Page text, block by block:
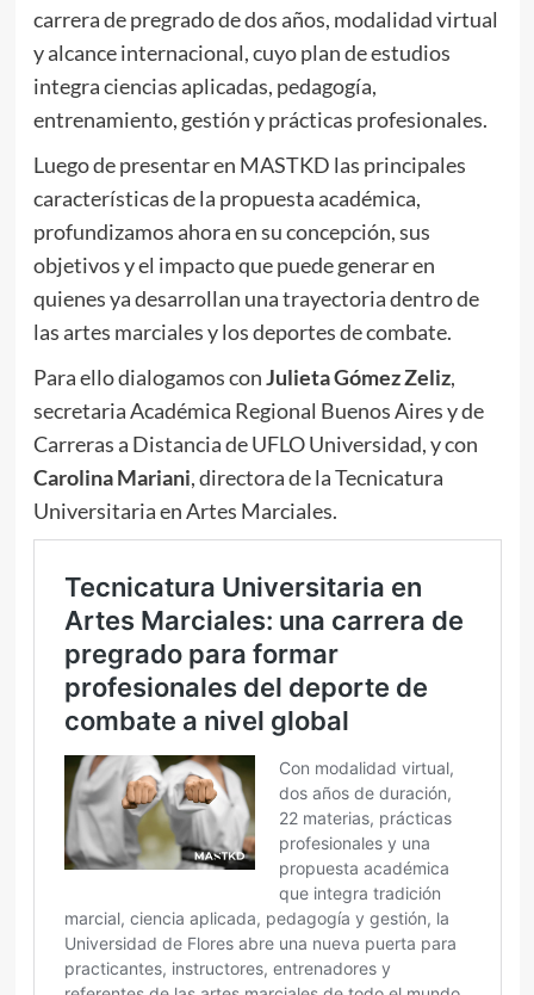
carrera de pregrado de dos años, modalidad virtual
y alcance internacional, cuyo plan de estudios
integra ciencias aplicadas, pedagogía,
entrenamiento, gestión y prácticas profesionales.
Luego de presentar en MASTKD las principales
características de la propuesta académica,
profundizamos ahora en su concepción, sus
objetivos y el impacto que puede generar en
quienes ya desarrollan una trayectoria dentro de
las artes marciales y los deportes de combate.
Para ello dialogamos conJulieta Gómez Zeliz,
secretaria Académica Regional Buenos Aires y de
Carreras a Distancia de UFLO Universidad, y con
Carolina Mariani, directora de la Tecnicatura
Universitaria en Artes Marciales.